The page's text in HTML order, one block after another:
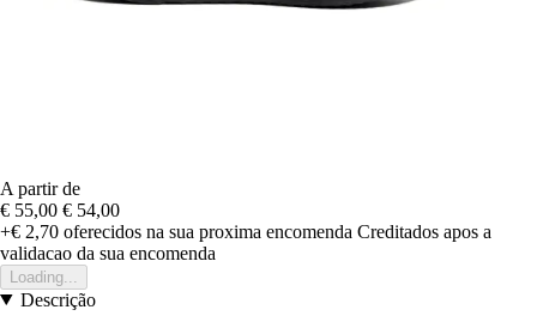
A partir de
€ 55,00 € 54,00
+€ 2,70 oferecidos na sua proxima encomenda Creditados apos a
validacao da sua encomenda
Loading...
Descrição